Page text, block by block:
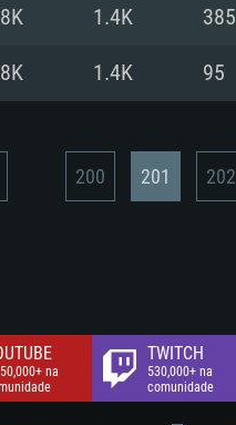
1.4K 385
1.4K 95
200 201 202
na
TWITCH
530,000+ na
comunidade